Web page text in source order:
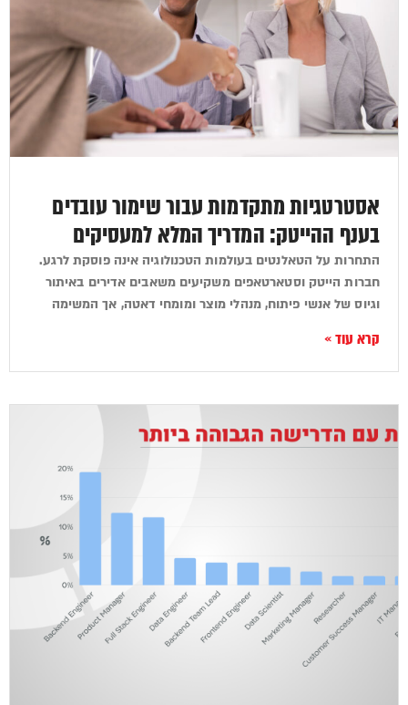
אסטרטגיות מתקדמות עבור שימור עובדים
בענף ההייטק: המדריך המלא למעסיקים
התחרות על הטאלנטים בעולמות הטכנולוגיה אינה פוסקת לרגע.
חברות הייטק וסטארטאפים משקיעים משאבים אדירים באיתור
וגיוס של אנשי פיתוח, מנהלי מוצר ומומחי דאטה, אך המשימה
קרא עוד »